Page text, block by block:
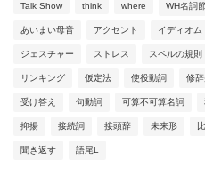
Talk Show think where WH名詞節
あいまい母音 アクセント イディオム
ジェスチャー ストレス スペルの規則
リンキング 仮定法 使役動詞 修
受け答え 句動詞 可算不可算名詞
抑揚 接続詞 接頭辞 未来形
聞き返す 語尾L